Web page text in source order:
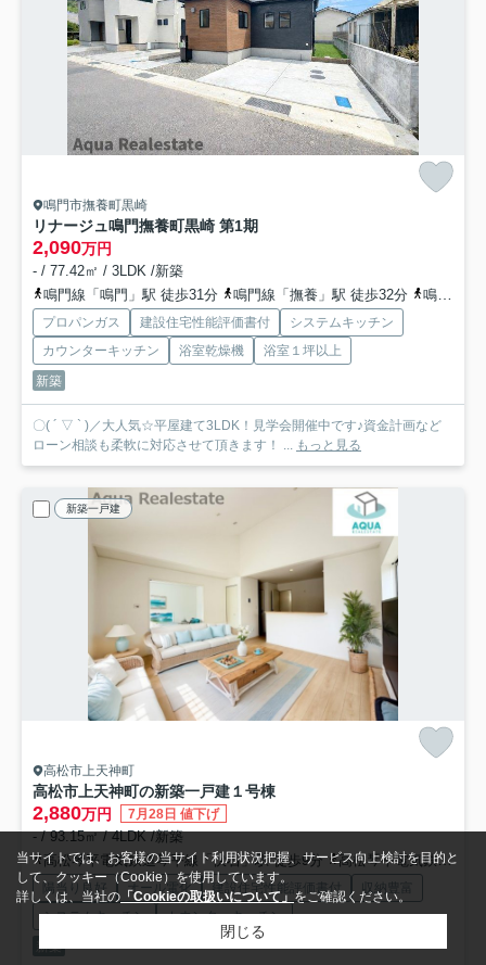
鳴門市撫養町黒崎
リナージュ鳴門撫養町黒崎 第1期
2,090万円
- / 77.42㎡ / 3LDK /新築
鳴門線「鳴門」駅 徒歩31分
鳴門線「撫養」駅 徒歩32分 鳴門線「金比羅前」駅 徒歩52分
プロパンガス 建設住宅性能評価書付
システムキッチン
カウンターキッチン
浴室乾燥機
浴室１坪以上
新築
〇( ´ ▽ ` )／大人気☆平屋建て3LDK！見学会開催中です♪資金計画など
ローン相談も柔軟に対応させて頂きます！ ... もっと見る
新築一戸建
高松市上天神町
高松市上天神町の新築一戸建１号棟
2,880万円 7月28日 値下げ
- / 93.15㎡ / 4LDK /新築
高松琴平電気鉄道琴平線「伏石」駅 徒歩9分
高松琴平電気鉄道琴平線「三条」駅 徒歩18分
陽当り良好 オール電化 建設住宅性能評価書付
収納豊富
システムキッチン
カウンターキッチン
新築
当サイトでは、お客様の当サイト利用状況把握、サービス向上検討を目的と
して、クッキー（Cookie）を使用しています。
詳しくは、当社の 「Cookieの取扱いについて」 をご確認ください。
閉じる